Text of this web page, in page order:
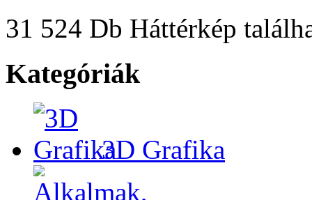
31 524 Db Háttérkép
Kategóriák
3D Grafika